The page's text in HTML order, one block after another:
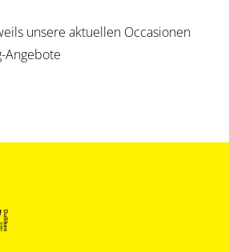
unsere aktuellen Occasionen
Angebote